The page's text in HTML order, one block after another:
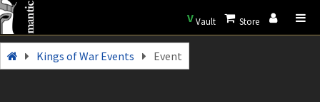
VVault Store
Kings of War Events Event